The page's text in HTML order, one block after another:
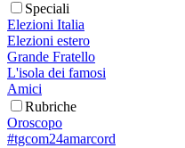
Speciali
Elezioni Italia
Elezioni estero
Grande Fratello
L'isola dei famosi
Amici
Rubriche
Oroscopo
#tgcom24amarcord